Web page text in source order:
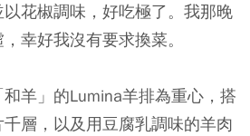
花椒調味，好吃極了。我那晚
幸好我沒有要求換菜。
羊」的Lumina羊排為重心，搭
層，以及用豆腐乳調味的羊肉